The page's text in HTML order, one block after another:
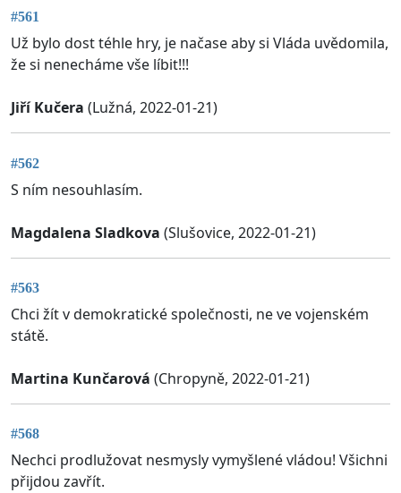
#561
Už bylo dost téhle hry, je načase aby si Vláda uvědomila,
že si nenecháme vše líbit!!!
Jiří Kučera (Lužná, 2022-01-21)
#562
S ním nesouhlasím.
Magdalena Sladkova (Slušovice, 2022-01-21)
#563
Chci žít v demokratické společnosti, ne ve vojenském
státě.
Martina Kunčarová (Chropyně, 2022-01-21)
#568
Nechci prodlužovat nesmysly vymyšlené vládou! Všichni
přijdou zavřít.